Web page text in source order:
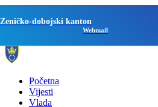
Zeničko-dobojski kanton
Webmail
Početna
Vijesti
Vlada